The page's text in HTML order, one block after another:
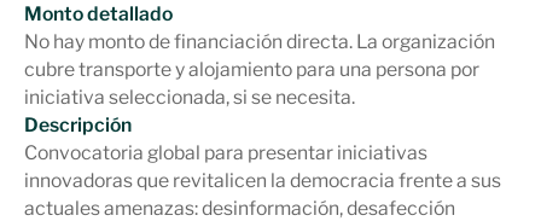
Monto detallado
No hay monto de financiación directa. La organización
cubre transporte y alojamiento para una persona por
iniciativa seleccionada, si se necesita.
Descripción
Convocatoria global para presentar iniciativas
innovadoras que revitalicen la democracia frente a sus
actuales amenazas: desinformación, desafección